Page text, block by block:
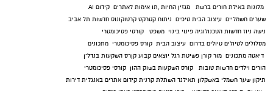
מלונות באילת חורים ברשת מגזין החיות ,תו אימות לאתרים קידום AI
שערים חשמליים עיצוב הבית טיפים ניתוח קטרקט קרטוקונוס חדשות תל אביב
נישה ניוז חדשות הטכנולוגיה פינוי בינוי משפט
קורסי פסיכומטרי
מסלולים לטיולים טיולים בדרום עיצוב הבית קורס פסיכומטרי מתכונים
דיאטה מתכונים מור קורן פשיטת רגל יוצאים קבוע קןרס השקעות בנדל"ן
הורים וילדים חדשות טובות קורס השקעות בשוק ההון קורסי פסיכומטרי
תיקון שער חשמלי באשקלון תאילנד השתלת קרנית קידום אתרים באנגלית דירות